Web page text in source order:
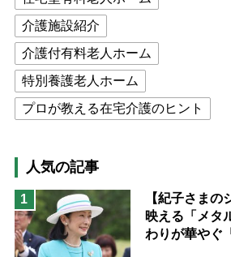
介護施設紹介
介護付有料老人ホーム
特別養護老人ホーム
プロが教える在宅介護のヒント
高木ブー
ケアマネジャー
猫が母になつきません
息子の遠距離介護サバイバル術
兄がボケました
人気の記事
1
【紀子さまの
映える「メタ
わりが華やぐ